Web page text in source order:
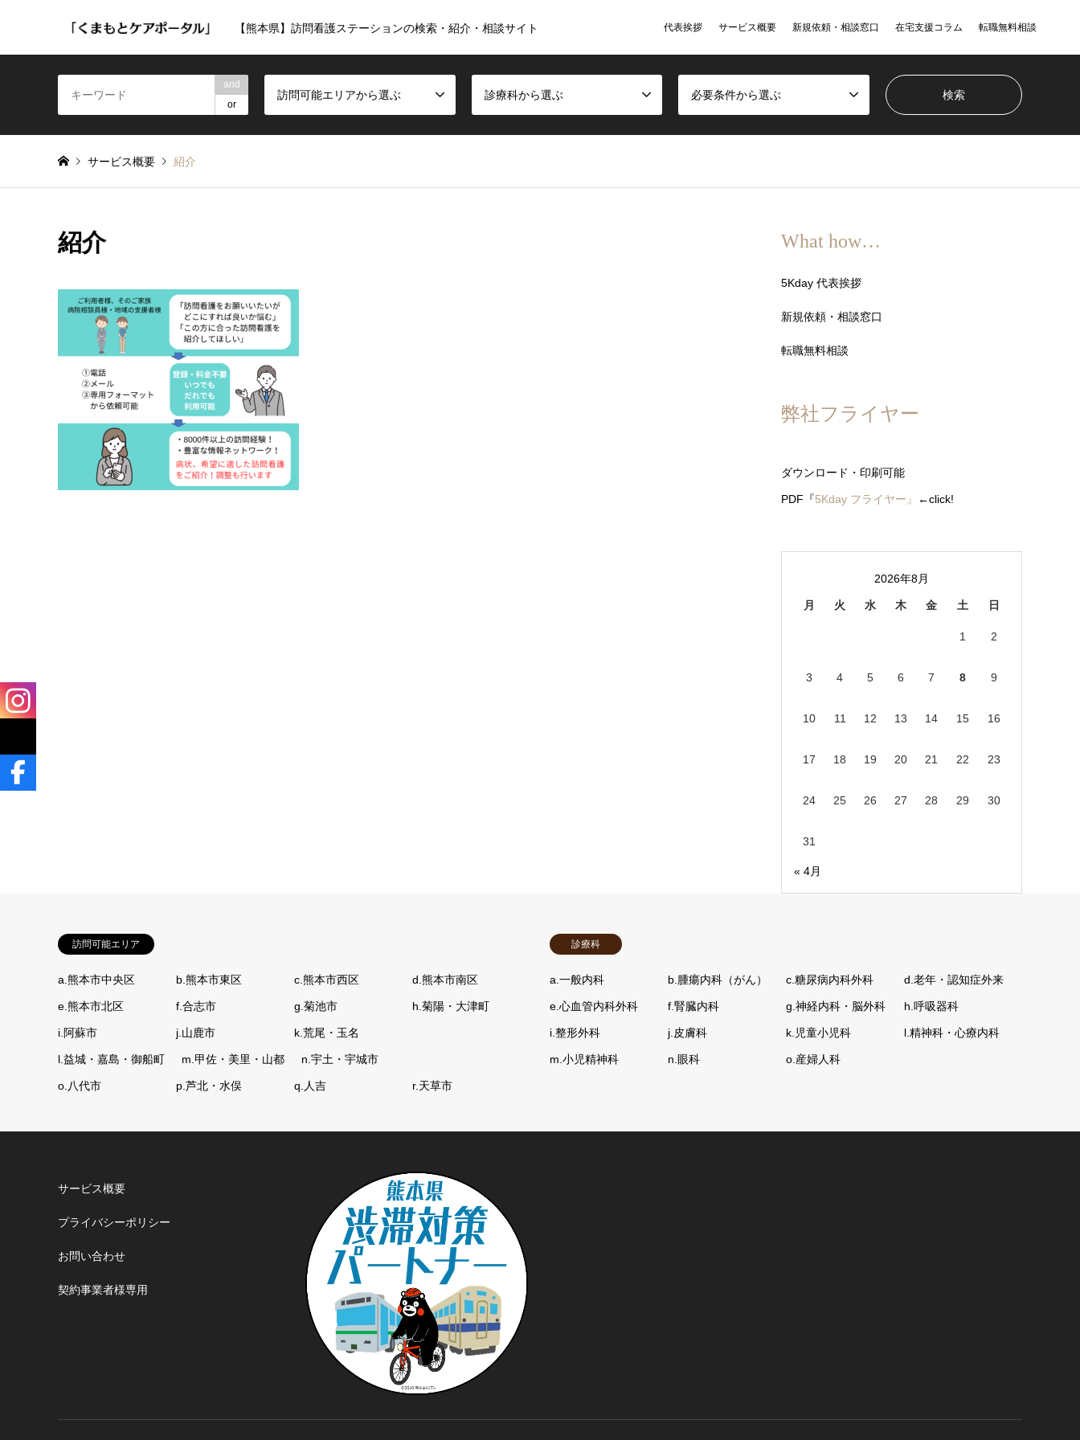
【熊本県】訪問看護ステーションの検索・紹介・相談サイト 代表挨拶 サービス概要 新規依頼・相談窓口 在宅支援コラム 転職無料相談
and
or
訪問可能エリアから選ぶ 診療科から選ぶ 必要条件から選ぶ
サービス概要 紹介
紹介 What how…
5Kday 代表挨拶
新規依頼・相談窓口
転職無料相談
弊社フライヤー
ダウンロード・印刷可能
PDF『5Kday フライヤー』 ←click!
2026年8月
月 火 水 木 金 土 日
1 2
3 4 5 6 7 8 9
10 11 12 13 14 15 16
17 18 19 20 21 22 23
24 25 26 27 28 29 30
31
« 4月
訪問可能エリア
a.熊本市中央区 b.熊本市東区 c.熊本市西区 d.熊本市南区
e.熊本市北区 f.合志市 g.菊池市 h.菊陽・大津町
i.阿蘇市 j.山鹿市 k.荒尾・玉名
l.益城・嘉島・御船町 m.甲佐・美里・山都 n.宇土・宇城市
o.八代市 p.芦北・水俣 q.人吉 r.天草市
診療科
a.一般内科 b.腫瘍内科（がん） c.糖尿病内科外科 d.老年・認知症外来
e.心血管内科外科 f.腎臓内科 g.神経内科・脳外科 h.呼吸器科
i.整形外科 j.皮膚科 k.児童小児科 l.精神科・心療内科
m.小児精神科 n.眼科 o.産婦人科
サービス概要
プライバシーポリシー
お問い合わせ
契約事業者様専用